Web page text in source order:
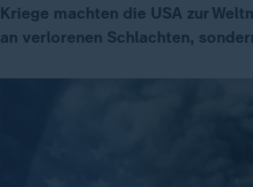
Kriege machten die USA zur
an verlorenen Schlachten,